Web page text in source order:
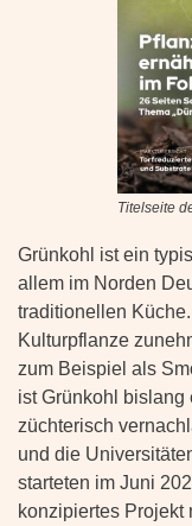
Titelseite
Grünkohl ist ein
allem im Norden
traditionellen
Kulturpflanze
zum Beispiel als
ist Grünkohl
züchterisch
und die
starteten im Juni
konzipiertes Projekt